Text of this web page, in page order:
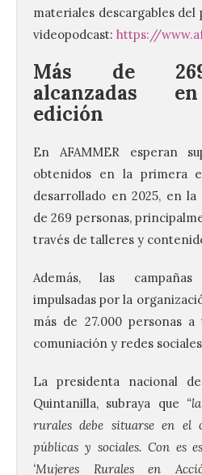
materiales descargables
videopodcast: https://
Más de
alcanzadas
edición
En AFAMMER esperan
obtenidos en la primera
desarrollado en 2025, en
de 269 personas,
través de talleres y
Además, las
impulsadas por la
más de 27.000 personas
comuniación y redes
La presidenta nacional de
Quintanilla, subraya que
rurales debe situarse en el
públicas y sociales. Con es
‘Mujeres Rurales en
La UPSA impulsa la
creación musical con